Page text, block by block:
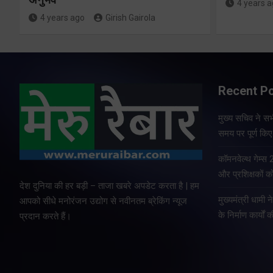
4 years ago Girish Gairola
4 years
देश दुनिया की हर बड़ी – ताजा खबरे अपडेट करता है | हम
आपको सीधे मनोरंजन उद्योग से नवीनतम ब्रेकिंग न्यूज
प्रदान करते हैं।
Recent
मुख्य सचिव ने
समय पर पूर्ण
कॉमनवेल्थ गेम्स
और प्रशिक्षकों
मुख्यमंत्री धामी ने
के निर्माण कार्यों